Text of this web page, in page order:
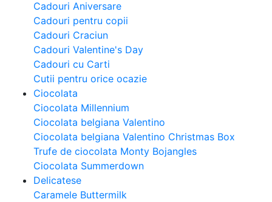
Cadouri Aniversare
Cadouri pentru copii
Cadouri Craciun
Cadouri Valentine's Day
Cadouri cu Carti
Cutii pentru orice ocazie
Ciocolata
Ciocolata Millennium
Ciocolata belgiana Valentino
Ciocolata belgiana Valentino Christmas Box
Trufe de ciocolata Monty Bojangles
Ciocolata Summerdown
Delicatese
Caramele Buttermilk